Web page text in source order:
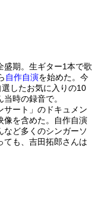
期。生ギター1本で歌
自作自演を始めた。今
したお気に入りの10
時の録音で。
ート」のドキュメン
像を含めた。自作自演
ど多くのシンガーソ
ても、吉田拓郎さんは